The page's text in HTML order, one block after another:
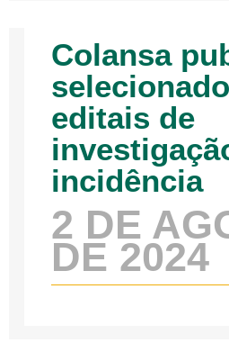
Colansa
editais de
incidência
2 DE
DE 2024